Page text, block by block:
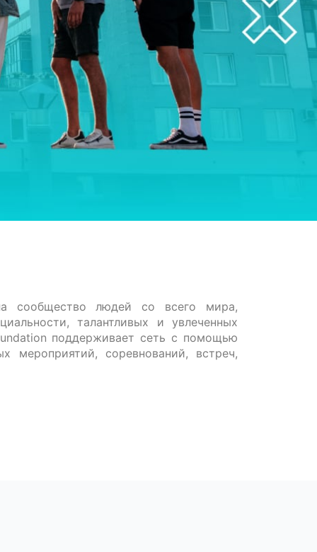
сообщество людей со всего мира,
талантливых и увлеченных
поддерживает сеть с помощью
мероприятий, соревнований, встреч,